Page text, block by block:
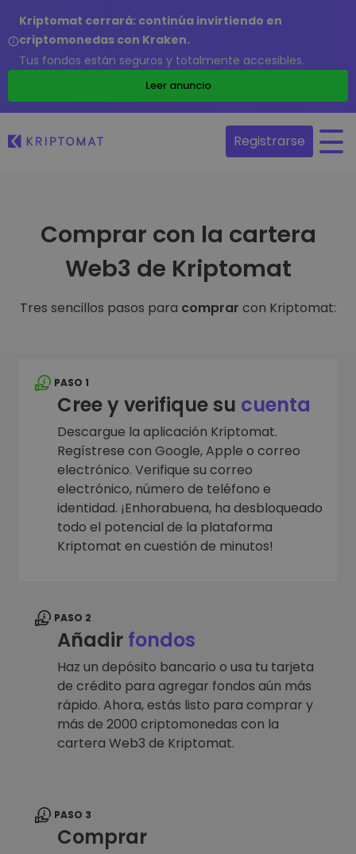
Kriptomat cerrará: continúa invirtiendo en
criptomonedas con Kraken.
Tus fondos están seguros y totalmente accesibles.
Leer anuncio
Registrarse
Comprar con la cartera
Web3 de Kriptomat
Tres sencillos pasos para comprar con Kriptomat:
PASO 1
Cree y verifique su cuenta
Descargue la aplicación Kriptomat.
Regístrese con Google, Apple o correo
electrónico. Verifique su correo
electrónico, número de teléfono e
identidad. ¡Enhorabuena, ha desbloqueado
todo el potencial de la plataforma
Kriptomat en cuestión de minutos!
PASO 2
Añadir fondos
Haz un depósito bancario o usa tu tarjeta
de crédito para agregar fondos aún más
rápido. Ahora, estás listo para comprar y
más de 2000 criptomonedas con la
cartera Web3 de Kriptomat.
PASO 3
Comprar